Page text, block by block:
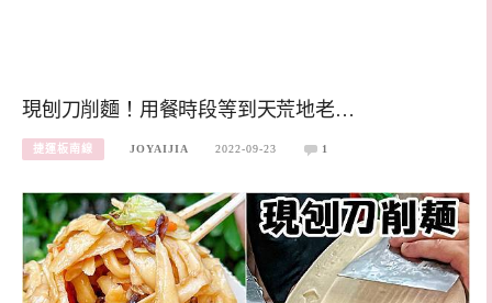
現刨刀削麵！用餐時段等到天荒地老…
捷運板南線 JOYAIJIA 2022-09-23 1